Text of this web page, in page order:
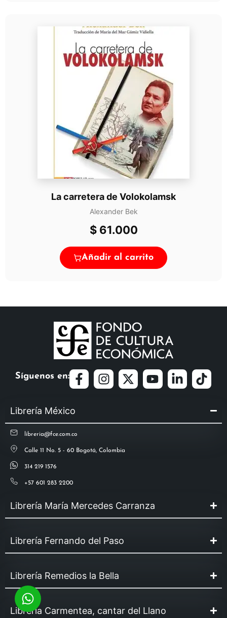
La carretera de Volokolamsk
Alexander Bek
$61.000
Añadir al carrito
Síguenos en:
Librería México
libreria@fce.com.co
Calle 11 No. 5 - 60 Bogotá, Colombia
314 219 1576
+57 601 283 2200
Librería María Mercedes Carranza
Librería Fernando del Paso
Librería Remedios la Bella
Librería Carmentea, cantar del Llano